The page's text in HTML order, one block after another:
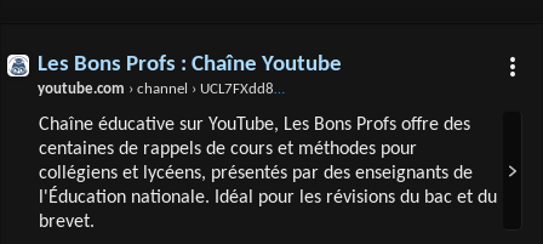
Les Bons Profs : Chaîne Youtube
youtube.com › channel › UCL7FXdd8TW0hxNHmzlPlAQQ
Chaîne éducative sur YouTube, Les Bons Profs offre des
centaines de rappels de cours et méthodes pour
collégiens et lycéens, présentés par des enseignants de
l'Éducation nationale. Idéal pour les révisions du bac et du
brevet.